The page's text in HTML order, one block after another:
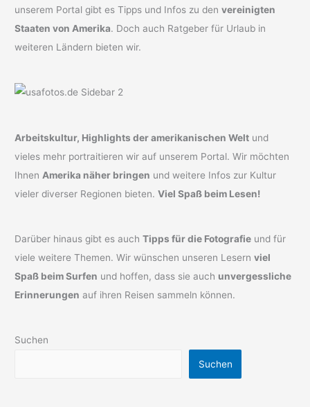
unserem Portal gibt es Tipps und Infos zu denvereinigten
Staaten von Amerika. Doch auch Ratgeber für Urlaub in
weiteren Ländern bieten wir.
Arbeitskultur, Highlights der amerikanischen Welt und
vieles mehr portraitieren wir auf unserem Portal. Wir möchten
Ihnen Amerika näher bringen und weitere Infos zur Kultur
vieler diverser Regionen bieten.Viel Spaß beim Lesen!
Darüber hinaus gibt es auchTipps für die Fotografie und für
viele weitere Themen. Wir wünschen unseren Lesernviel
Spaß beim Surfen und hoffen, dass sie auch unvergessliche
Erinnerungen auf ihren Reisen sammeln können.
Suchen
Suchen